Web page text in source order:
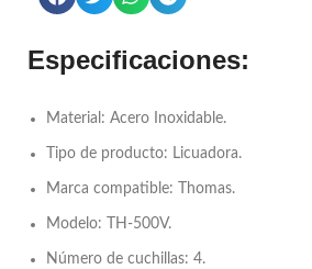
Especificaciones:
Material: Acero Inoxidable.
Tipo de producto: Licuadora.
Marca compatible: Thomas.
Modelo: TH-500V.
Número de cuchillas: 4.